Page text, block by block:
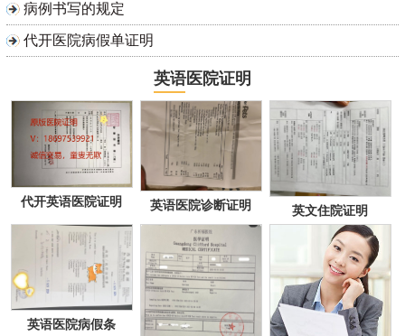
病例书写的规定
代开医院病假单证明
英语医院证明
代开英语医院证明 英语医院诊断证明 英文住院证明
英语医院病假条